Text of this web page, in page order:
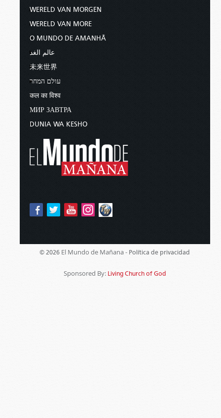
WERELD VAN MORGEN
WERELD VAN MORE
O MUNDO DE AMANHÃ
عالم الغد
未来世界
עולם המחר
कल का विश्व
МИР ЗАВТРА
DUNIA WA KESHO
© 2026 El Mundo de Mañana - Política de privacidad
Sponsored By: Living Church of God